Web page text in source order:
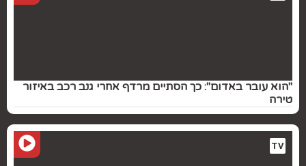
"הוא עובר באדום": כך הסתיים מרדף אחרי גנב רכב באיזור
טירה
TV